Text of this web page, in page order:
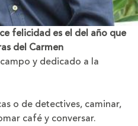
felicidad es el del año que
del Carmen
y dedicado a la
o de detectives, caminar,
café y conversar.